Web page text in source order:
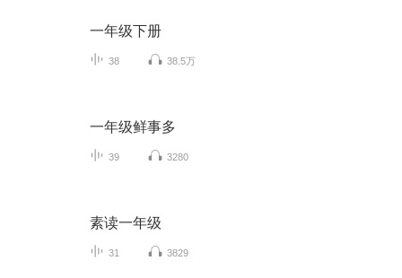
一年级下册
38 38.5万
一年级鲜事多
39 3280
素读一年级
31 3829